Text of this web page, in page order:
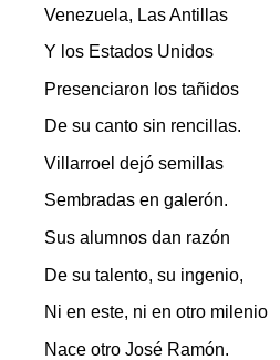
Venezuela, Las Antillas
Y los Estados Unidos
Presenciaron los tañidos
De su canto sin rencillas.
Villarroel dejó semillas
Sembradas en galerón.
Sus alumnos dan razón
De su talento, su ingenio,
Ni en este, ni en otro milenio
Nace otro José Ramón.